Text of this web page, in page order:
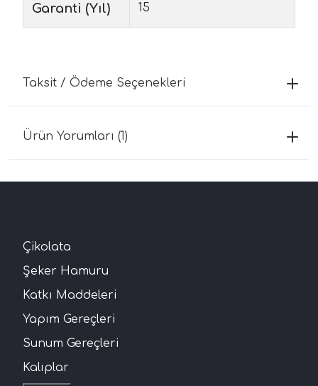
Garanti (Yıl) 15
Taksit / Ödeme Seçenekleri
Ürün Yorumları (1)
Çikolata
Şeker Hamuru
Katkı Maddeleri
Yapım Gereçleri
Sunum Gereçleri
Kalıplar